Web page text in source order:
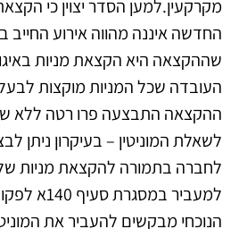
מקרקעין.למען הסדר יצוין כי
החדשה איננה מהווה אירוע
שההקצאה היא הקצאת מניות
העובדה שכל המניות מוקצות
ההקצאה התבצעה פרו רטה ללא
לשאלת המוניטין – בעיקרון ניתן
לחברה בתמורה להקצאת מניות
למעביר
הנוכחי מבקשים להעביר את